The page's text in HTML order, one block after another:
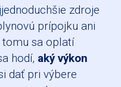
zdroje
prípojku ani
tomu sa oplatí
hodí, aký výkon
dať pri výbere